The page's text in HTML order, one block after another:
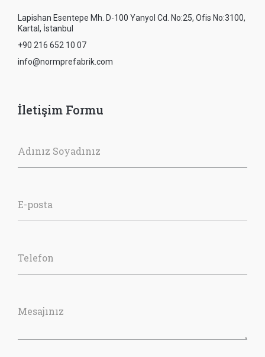
Lapishan Esentepe Mh. D-100 Yanyol Cd. No:25, Ofis No:3100,
Kartal, İstanbul
+90 216 652 10 07
info@normprefabrik.com
İletişim Formu
Adınız Soyadınız
E-posta
Telefon
Mesajınız